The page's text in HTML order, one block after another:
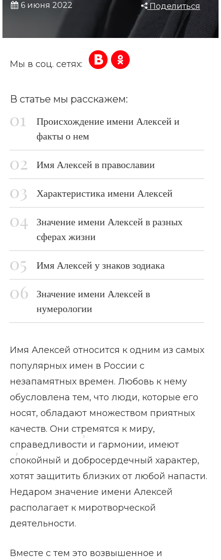
6 июня 2022 Поделиться
Мы в соц. сетях:
В статье мы расскажем:
Происхождение имени Алексей и
факты о нем
Имя Алексей в православии
Характеристика имени Алексей
Значение имени Алексей в разных
сферах жизни
Имя Алексей у знаков зодиака
Значение имени Алексей в
нумерологии
Имя Алексей относится к одним из самых
популярных имен в России с
незапамятных времен. Любовь к нему
обусловлена тем, что люди, которые его
носят, обладают множеством приятных
качеств. Они стремятся к миру,
справедливости и гармонии, имеют
спокойный и добросердечный характер,
хотят защитить близких от любой напасти.
Недаром значение имени Алексей
располагает к миротворческой
деятельности.
Вместе с тем это возвышенное и